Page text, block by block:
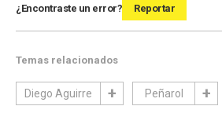
¿Encontraste un error? Reportar
Temas relacionados
Diego Aguirre Peñarol